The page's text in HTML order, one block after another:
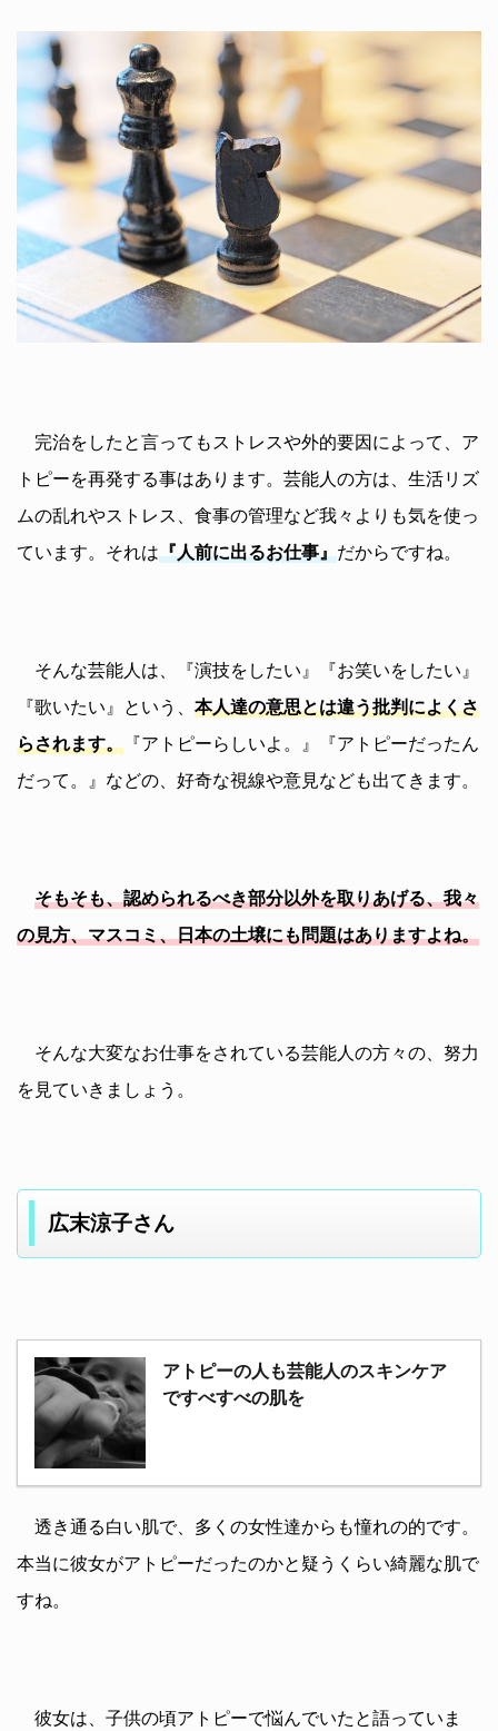
完治をしたと言ってもストレスや外的要因によって、ア
トピーを再発する事はあります。芸能人の方は、生活リズ
ムの乱れやストレス、食事の管理など我々よりも気を使っ
ています。それは『人前に出るお仕事』だからですね。
そんな芸能人は、『演技をしたい』『お笑いをしたい』
『歌いたい』という、 本人達の意思とは違う批判によくさ
らされます。 『アトピーらしいよ。』『アトピーだったん
だって。』などの、好奇な視線や意見なども出てきます。
そもそも、認められるべき部分以外を取りあげる、我々
の見方、マスコミ、日本の土壌にも問題はありますよね。
そんな大変なお仕事をされている芸能人の方々の、努力
を見ていきましょう。
広末涼子さん
アトピーの人も芸能人のスキンケア
ですべすべの肌を
透き通る白い肌で、多くの女性達からも憧れの的です。
本当に彼女がアトピーだったのかと疑うくらい綺麗な肌で
すね。
彼女は、子供の頃アトピーで悩んでいたと語っていま